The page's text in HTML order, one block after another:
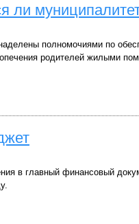
ли
наделены полномочиями по
родителей жилыми
в главный финансовый